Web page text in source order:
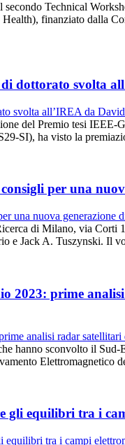
Technical
finanziato dalla
dottorato svolta
del Premio tesi
SI), ha visto la
per una
di Milano, via
e Jack A. Tuszynski. Il
2023: prime
hanno sconvolto il
equilibri tra i